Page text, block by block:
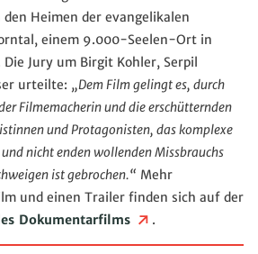
Heimen der evangelikalen
einem 9.000-Seelen-Ort in
Jury um Birgit Kohler, Serpil
urteilte: „Dem Film gelingt es, durch
Filmemacherin und die erschütternden
und Protagonisten, das komplexe
nicht enden wollenden Missbrauchs
ist gebrochen.“ Mehr
und einen Trailer finden sich auf der
Dokumentarfilms
.